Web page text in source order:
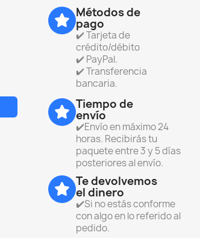
Métodos de
pago
✔️ Tarjeta de
crédito/débito
✔️ PayPal.
✔️ Transferencia
bancaria.
Tiempo de
envío
✔️Envío en máximo 24
horas. Recibirás tu
paquete entre 3 y 5 días
posteriores al envío.
Te devolvemos
el dinero
✔️Si no estás conforme
con algo en lo referido al
pedido.